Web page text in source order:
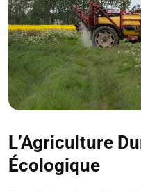
L’Agriculture
Écologique